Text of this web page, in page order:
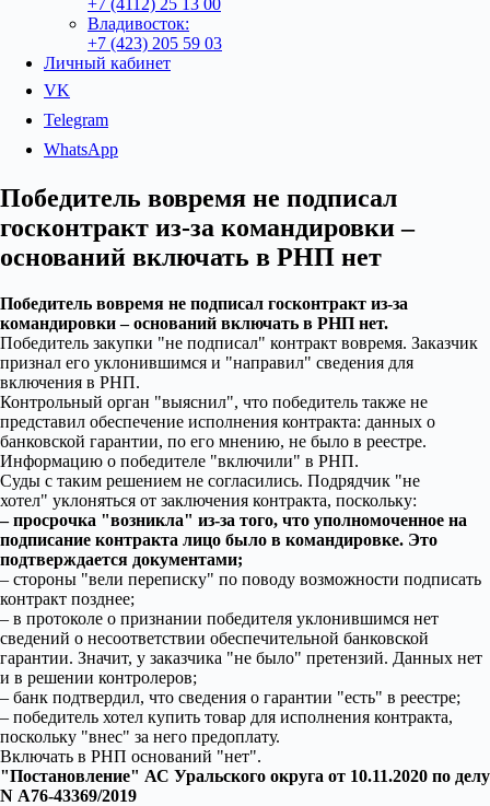
+7 (4112) 25 13 00
Владивосток:
+7 (423) 205 59 03
Личный кабинет
VK
Telegram
WhatsApp
Победитель вовремя не подписал
госконтракт из-за командировки –
оснований включать в РНП нет
Победитель вовремя не подписал госконтракт из-за
командировки – оснований включать в РНП нет.
Победитель закупки
не подписал
контракт вовремя. Заказчик
признал его уклонившимся и
направил
сведения для
включения в РНП.
Контрольный орган
выяснил , что победитель также не
представил обеспечение исполнения контракта: данных о
банковской гарантии, по его мнению, не было в реестре.
Информацию о победителе
включили
в РНП.
Суды с таким решением не согласились. Подрядчик
не
хотел
уклоняться от заключения контракта, поскольку:
– просрочка
возникла
из-за того, что уполномоченное на
подписание контракта лицо было в командировке. Это
подтверждается документами;
– стороны
вели переписку
по поводу возможности подписать
контракт позднее;
– в протоколе о признании победителя уклонившимся нет
сведений о несоответствии обеспечительной банковской
гарантии. Значит, у заказчика
не было
претензий. Данных нет
и в решении контролеров;
– банк подтвердил, что сведения о гарантии
есть
в реестре;
– победитель хотел купить товар для исполнения контракта,
поскольку
внес
за него предоплату.
Включать в РНП оснований
нет .
Постановление
АС Уральского округа от 10.11.2020 по делу
N А76-43369/2019